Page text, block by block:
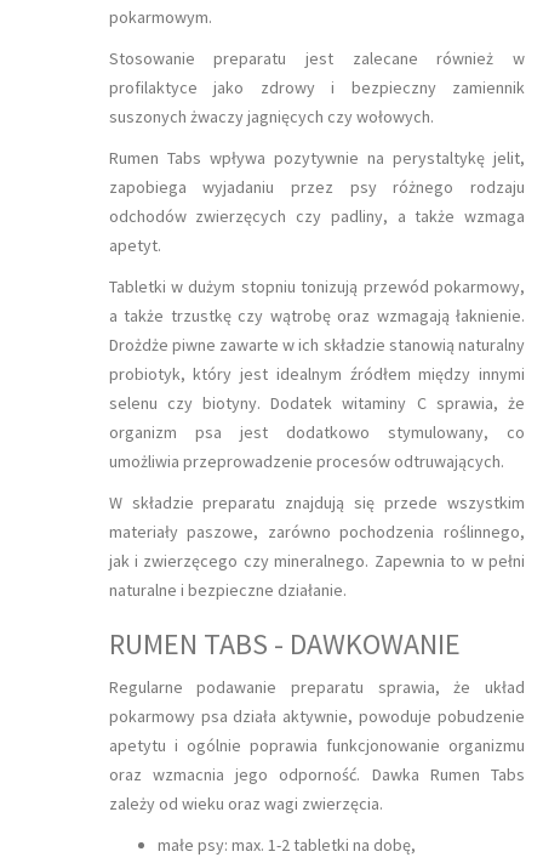
pokarmowym.
Stosowanie preparatu jest zalecane również w
profilaktyce jako zdrowy i bezpieczny zamiennik
suszonych żwaczy jagnięcych czy wołowych.
Rumen Tabs wpływa pozytywnie na perystaltykę jelit,
zapobiega wyjadaniu przez psy różnego rodzaju
odchodów zwierzęcych czy padliny, a także wzmaga
apetyt.
Tabletki w dużym stopniu tonizują przewód pokarmowy,
a także trzustkę czy wątrobę oraz wzmagają łaknienie.
Drożdże piwne zawarte w ich składzie stanowią naturalny
probiotyk, który jest idealnym źródłem między innymi
selenu czy biotyny. Dodatek witaminy C sprawia, że
organizm psa jest dodatkowo stymulowany, co
umożliwia przeprowadzenie procesów odtruwających.
W składzie preparatu znajdują się przede wszystkim
materiały paszowe, zarówno pochodzenia roślinnego,
jak i zwierzęcego czy mineralnego. Zapewnia to w pełni
naturalne i bezpieczne działanie.
RUMEN TABS - DAWKOWANIE
Regularne podawanie preparatu sprawia, że układ
pokarmowy psa działa aktywnie, powoduje pobudzenie
apetytu i ogólnie poprawia funkcjonowanie organizmu
oraz wzmacnia jego odporność. Dawka Rumen Tabs
zależy od wieku oraz wagi zwierzęcia.
małe psy: max. 1-2 tabletki na dobę,